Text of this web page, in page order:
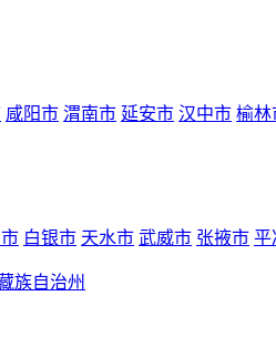
咸阳市 渭南市 延安市 汉中市 榆林
白银市 天水市 武威市 张掖市 平
族自治州